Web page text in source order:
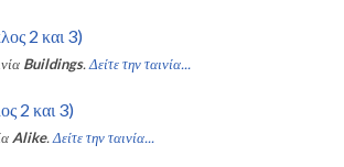
2 και 3)
Buildings. Δείτε την ταινία...
2 και 3)
Alike. Δείτε την ταινία...